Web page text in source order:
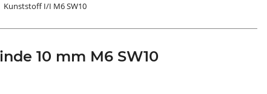
Kunststoff I/I M6 SW10
10 mm M6 SW10